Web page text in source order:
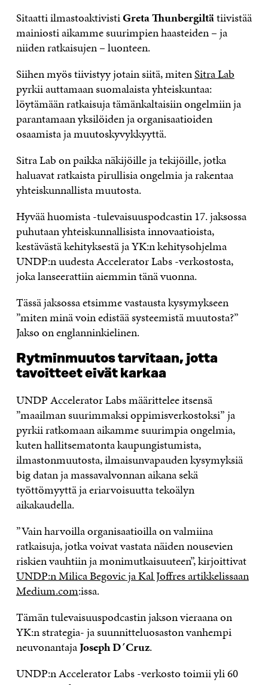
Sitaatti ilmastoaktivistiGreta Thunbergiltätiivistää
mainiosti aikamme suurimpien haasteiden – ja
niiden ratkaisujen – luonteen.
Siihen myös tiivistyy jotain siitä, mitenSitra Lab
pyrkii auttamaan suomalaista yhteiskuntaa:
löytämään ratkaisuja tämänkaltaisiin ongelmiin ja
parantamaan yksilöiden ja organisaatioiden
osaamista ja muutoskyvykkyyttä.
Sitra Lab on paikka näkijöille ja tekijöille, jotka
haluavat ratkaista pirullisia ongelmia ja rakentaa
yhteiskunnallista muutosta.
Hyvää huomista -tulevaisuuspodcastin 17. jaksossa
puhutaan yhteiskunnallisista innovaatioista,
kestävästä kehityksestä ja YK:n kehitysohjelma
UNDP:n uudesta Accelerator Labs -verkostosta,
joka lanseerattiin aiemmin tänä vuonna.
Tässä jaksossa etsimme vastausta kysymykseen
”miten minä voin edistää systeemistä muutosta?”
Jakso on englanninkielinen.
Rytminmuutos tarvitaan, jotta
tavoitteet eivät karkaa
UNDP Accelerator Labs määrittelee itsensä
”maailman suurimmaksi oppimisverkostoksi” ja
pyrkii ratkomaan aikamme suurimpia ongelmia,
kuten hallitsematonta kaupungistumista,
ilmastonmuutosta, ilmaisunvapauden kysymyksiä
big datan ja massavalvonnan aikana sekä
työttömyyttä ja eriarvoisuutta tekoälyn
aikakaudella.
”Vain harvoilla organisaatioilla on valmiina
ratkaisuja, jotka voivat vastata näiden nousevien
riskien vauhtiin ja monimutkaisuuteen”, kirjoittivat
UNDP:n Milica Begovic ja Kal Joffres artikkelissaan
Medium.com:issa.
Tämän tulevaisuuspodcastin jakson vieraana on
YK:n strategia- ja suunnitteluosaston vanhempi
neuvonantajaJoseph D´Cruz.
UNDP:n Accelerator Labs -verkosto toimii yli 60